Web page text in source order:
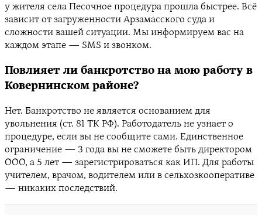
у жителя села Песочное процедура прошла быстрее. Всё
зависит от загруженности Арзамасского суда и
сложности вашей ситуации. Мы информируем вас на
каждом этапе — SMS и звонком.
Повлияет ли банкротство на мою работу в
Ковернинском районе?
Нет. Банкротство не является основанием для
увольнения (ст. 81 ТК РФ). Работодатель не узнает о
процедуре, если вы не сообщите сами. Единственное
ограничение — 3 года вы не сможете быть директором
ООО, а 5 лет — зарегистрироваться как ИП. Для работы
учителем, врачом, водителем или в сельхозкооперативе
— никаких последствий.